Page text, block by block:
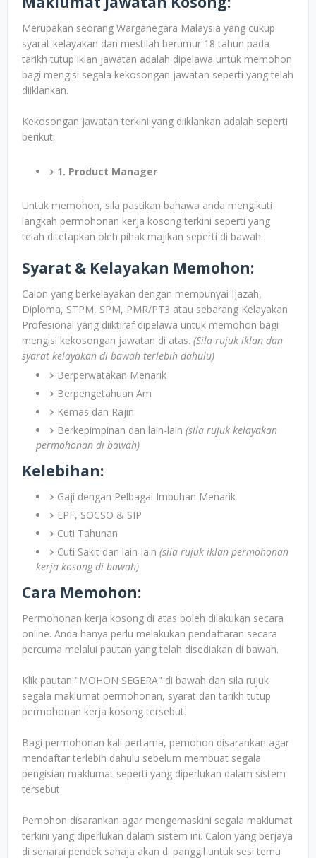
Merupakan seorang Warganegara Malaysia yang cukup
syarat kelayakan dan mestilah berumur 18 tahun pada
tarikh tutup iklan jawatan adalah dipelawa untuk memohon
bagi mengisi segala kekosongan jawatan seperti yang telah
diiklankan.
Kekosongan jawatan terkini yang diiklankan adalah seperti
berikut:
1. Product Manager
Untuk memohon, sila pastikan bahawa anda mengikuti
langkah permohonan kerja kosong terkini seperti yang
telah ditetapkan oleh pihak majikan seperti di bawah.
Syarat & Kelayakan Memohon:
Calon yang berkelayakan dengan mempunyai Ijazah,
Diploma, STPM, SPM, PMR/PT3 atau sebarang Kelayakan
Profesional yang diiktiraf dipelawa untuk memohon bagi
mengisi kekosongan jawatan di atas. (Sila rujuk iklan dan
syarat kelayakan di bawah terlebih dahulu)
Berperwatakan Menarik
Berpengetahuan Am
Kemas dan Rajin
Berkepimpinan dan lain-lain (sila rujuk kelayakan
permohonan di bawah)
Kelebihan:
Gaji dengan Pelbagai Imbuhan Menarik
EPF, SOCSO & SIP
Cuti Tahunan
Cuti Sakit dan lain-lain (sila rujuk iklan permohonan
kerja kosong di bawah)
Cara Memohon:
Permohonan kerja kosong di atas boleh dilakukan secara
online. Anda hanya perlu melakukan pendaftaran secara
percuma melalui pautan yang telah disediakan di bawah.
Klik pautan "MOHON SEGERA" di bawah dan sila rujuk
segala maklumat permohonan, syarat dan tarikh tutup
permohonan kerja kosong tersebut.
Bagi permohonan kali pertama, pemohon disarankan agar
mendaftar terlebih dahulu sebelum membuat segala
pengisian maklumat seperti yang diperlukan dalam sistem
tersebut.
Pemohon disarankan agar mengemaskini segala maklumat
terkini yang diperlukan dalam sistem ini. Calon yang berjaya
di senarai pendek sahaja akan di panggil untuk sesi temu